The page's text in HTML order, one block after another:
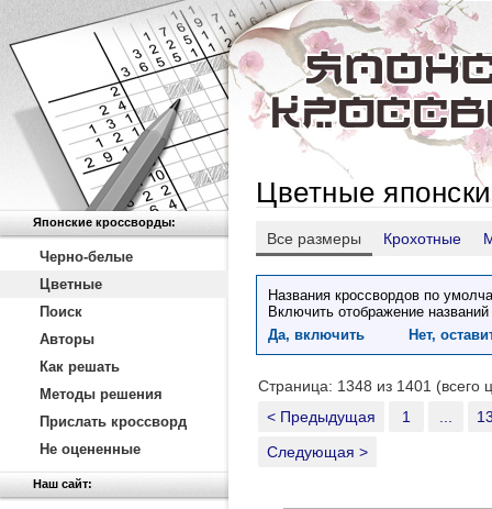
Японские кроссворды:
Черно-белые
Цветные
Поиск
Авторы
Как решать
Методы решения
Прислать кроссворд
Не оцененные
Наш сайт:
Цветные
Все размеры Крохотные
Названия кроссвордов по
Включить отображение
Да, включить
Нет,
Страница: 1348 из 1401 (всего
< Предыдущая
1
Следующая >